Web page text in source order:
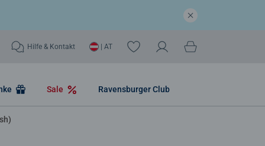
Hilfe & Kontakt | AT
Sale Ravensburger Club